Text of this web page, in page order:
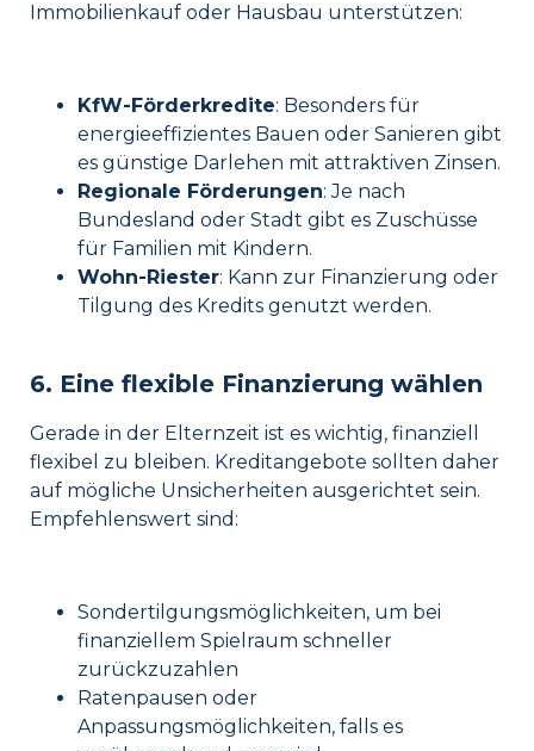
Immobilienkauf oder Hausbau unterstützen:
KfW-Förderkredite: Besonders für
energieeffizientes Bauen oder Sanieren gibt
es günstige Darlehen mit attraktiven Zinsen.
Regionale Förderungen: Je nach
Bundesland oder Stadt gibt es Zuschüsse
für Familien mit Kindern.
Wohn-Riester: Kann zur Finanzierung oder
Tilgung des Kredits genutzt werden.
6. Eine flexible Finanzierung wählen
Gerade in der Elternzeit ist es wichtig, finanziell
flexibel zu bleiben. Kreditangebote sollten daher
auf mögliche Unsicherheiten ausgerichtet sein.
Empfehlenswert sind:
Sondertilgungsmöglichkeiten, um bei
finanziellem Spielraum schneller
zurückzuzahlen
Ratenpausen oder
Anpassungsmöglichkeiten, falls es